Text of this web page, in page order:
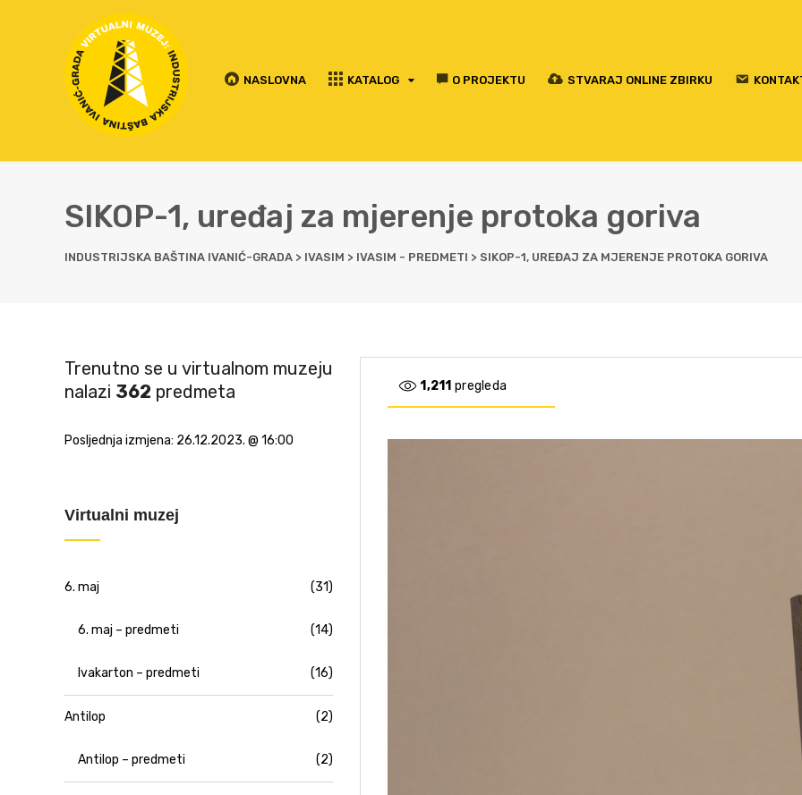
NASLOVNA KATALOG O PROJEKTU STVARAJ ONLINE ZBIRKU
SIKOP-1, uređaj za mjerenje protoka goriva
INDUSTRIJSKA BAŠTINA IVANIĆ-GRADA > IVASIM > IVASIM - PREDMETI > SIKOP-1, UREĐAJ ZA MJERENJE PROTOKA GORIVA
1,211 pregleda
Trenutno se u virtualnom muzeju
nalazi 362 predmeta
Posljednja izmjena: 26.12.2023. @ 16:00
Virtualni muzej
6. maj (31)
6. maj – predmeti (14)
Ivakarton – predmeti (16)
Antilop (2)
Antilop – predmeti (2)